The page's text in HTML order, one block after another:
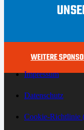
WEITERE
Impressum
Datenschutz
Cookie-Richtlinie